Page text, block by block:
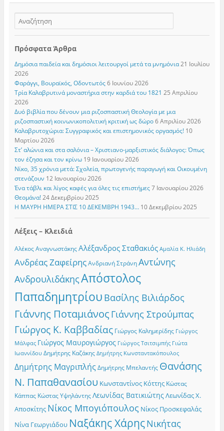
Πρόσφατα Άρθρα
Δημόσια παιδεία και δημόσιοι λειτουργοί μετά τα μνημόνια 21 Ιουλίου
2026
Φαράγγι, Βουραϊκός, Οδοντωτός 6 Ιουνίου 2026
Τρία Καλαβρυτινά μοναστήρια στην καρδιά του 1821 25 Απριλίου
2026
Δυό βιβλία που δένουν μια ριζοσπαστική Θεολογία με μια
ριζοσπαστική κοινωνικοπολιτική κριτική ως δώρο 6 Απριλίου 2026
Καλαβρυτοχώρια: Συγγραφικός και επιστημονικός οργασμός! 10
Μαρτίου 2026
Στ’ αλώνια και στα σαλόνια – Χριστιανο-μαρξιστικός διάλογος: Όπως
τον έζησα και τον κρίνω 19 Ιανουαρίου 2026
Νίκο, 35 χρόνια μετά: Σχολεία, πρωτογενής παραγωγή και Οικουμένη
στενάζουν 12 Ιανουαρίου 2026
Ένα τάβλι και λίγος καφές για όλες τις επιστήμες 7 Ιανουαρίου 2026
Θεομάνα! 24 Δεκεμβρίου 2025
Η ΜΑΥΡΗ ΗΜΕΡΑ ΣΤΙΣ 10 ΔΕΚΕΜΒΡΗ 1943… 10 Δεκεμβρίου 2025
Λέξεις – Κλειδιά
Αλέκος Αναγνωστάκης Αλέξανδρος Σταθακιός Αμαλία Κ. Ηλιάδη
Ανδρέας Ζαφείρης Ανδριανή Στράνη Αντώνης
ΑνδρουλιδάκηςΑπόστολος
Παπαδημητρίου Βασίλης Βιλιάρδος
Γιάννης Ποταμιάνος Γιάννης Στρούμπας
Γιώργος Κ. Καββαδίας Γιώργος Καλημερίδης Γιώργος
Μάλφας Γιώργος Μαυρογιώργος Γιώργος Τσιτσιμπής Γιώτα
Ιωαννίδου Δημήτρης Καζάκης Δημήτρης Κωνσταντακόπουλος
Δημήτρης Μαγριπλής Δημήτρης Μπελαντής Θανάσης
Ν. Παπαθανασίου Κωνσταντίνος Κόττης Κώστας
Κάππας Κώστας Υψηλάντης Λεωνίδας ΒατικιώτηςΛεωνίδας Χ.
Αποσκίτης Νίκος Μπογιόπουλος Νίκος Προσκεφαλάς
Νίνα Γεωργιάδου Ναξάκης ΧάρηςΝικήτας